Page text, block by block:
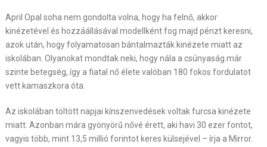
April Opal soha nem gondolta volna, hogy ha felnő, akkor
kinézetével és hozzáállásával modellként fog majd pénzt keresni,
azok után, hogy folyamatosan bántalmazták kinézete miatt az
iskolában. Olyanokat mondtak neki, hogy nála a csúnyaság már
szinte betegség, így a fiatal nő élete valóban 180 fokos fordulatot
vett kamaszkora óta.
Az iskolában töltött napjai kínszenvedések voltak furcsa kinézete
miatt. Azonban mára gyönyörű nővé érett, aki havi 30 ezer fontot,
vagyis több, mint 13,5 millió forintot keres külsejével – írja a Mirror.